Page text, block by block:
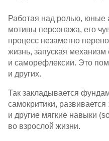
Работая над ролью, юные
мотивы персонажа, его
процесс незаметно
жизнь, запуская механизм
и саморефлексии. Это
и других.
Так закладывается
самокритики,
и другие мягкие навыки
во взрослой жизни.